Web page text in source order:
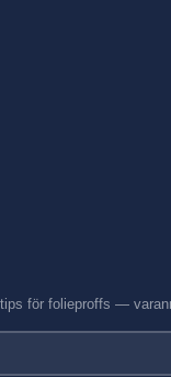
för folieproffs —